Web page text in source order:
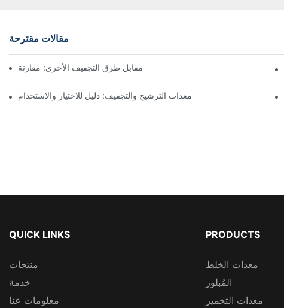
مقالات مقترحة
مجففات نوتش المرشحة ذات المحرك مقابل طرق التجفيف الأخرى: مقارنة
معدات الترشيح والتجفيف: دليل للاختيار والاستخدام
QUICK LINKS
منتجات
خدمة
معلومات عنا
PRODUCTS
معدات الخلط
المُبلور
معدات التخمير